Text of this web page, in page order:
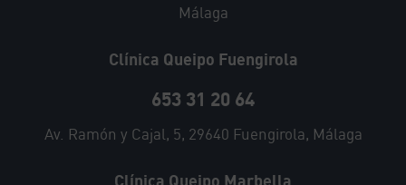
Málaga
Clínica Queipo Fuengirola
653 31 20 64
Av. Ramón y Cajal, 5, 29640 Fuengirola, Málaga
Clínica Queipo Marbella